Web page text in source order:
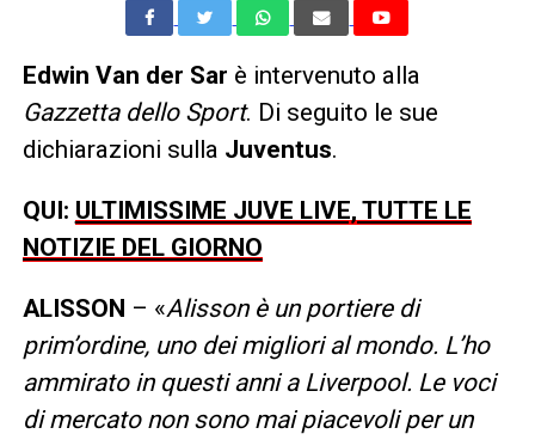
Edwin Van der Sar è intervenuto alla
Gazzetta dello Sport. Di seguito le sue
dichiarazioni sulla Juventus.
QUI: ULTIMISSIME JUVE LIVE, TUTTE LE
NOTIZIE DEL GIORNO
ALISSON – «Alisson è un portiere di
prim’ordine, uno dei migliori al mondo. L’ho
ammirato in questi anni a Liverpool. Le voci
di mercato non sono mai piacevoli per un